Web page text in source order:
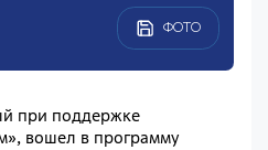
ФОТО
при поддержке
вошел в программу